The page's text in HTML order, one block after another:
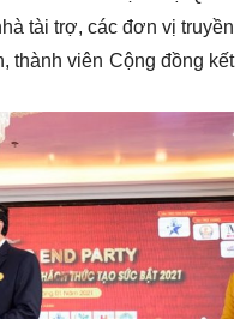
tài trợ, các đơn vị truyền
thành viên Cộng đồng kết